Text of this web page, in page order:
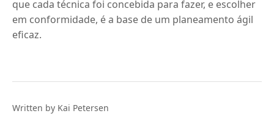
que cada técnica foi concebida para fazer, e escolher
em conformidade, é a base de um planeamento ágil
eficaz.
Written by Kai Petersen